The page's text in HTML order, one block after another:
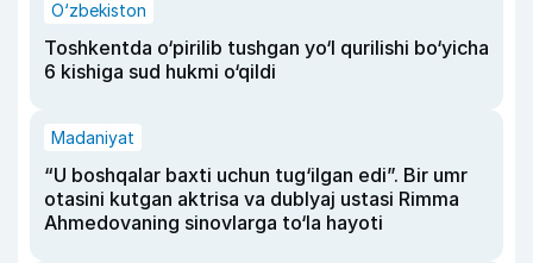
O‘zbekiston
Toshkentda o‘pirilib tushgan yo‘l qurilishi bo‘yicha
6 kishiga sud hukmi o‘qildi
Madaniyat
“U boshqalar baxti uchun tug‘ilgan edi”. Bir umr
otasini kutgan aktrisa va dublyaj ustasi Rimma
Ahmedovaning sinovlarga to‘la hayoti